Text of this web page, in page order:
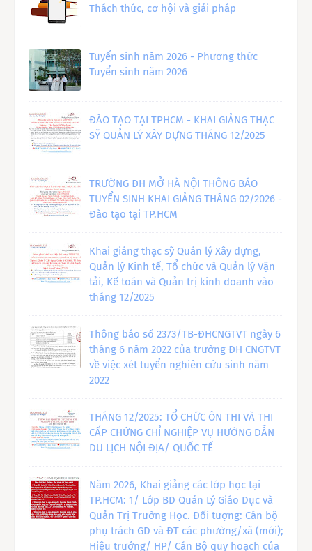
Thách thức, cơ hội và giải pháp
Tuyển sinh năm 2026 - Phương thức
Tuyển sinh năm 2026
ĐÀO TẠO TẠI TPHCM - KHAI GIẢNG THẠC
SỸ QUẢN LÝ XÂY DỰNG THÁNG 12/2025
TRƯỜNG ĐH MỞ HÀ NỘI THÔNG BÁO
TUYỂN SINH KHAI GIẢNG THÁNG 02/2026 -
Đào tạo tại TP.HCM
Khai giảng thạc sỹ Quản lý Xây dựng,
Quản lý Kinh tế, Tổ chức và Quản lý Vận
tải, Kế toán và Quản trị kinh doanh vào
tháng 12/2025
Thông báo số 2373/TB-ĐHCNGTVT ngày 6
tháng 6 năm 2022 của trường ĐH CNGTVT
về việc xét tuyển nghiên cứu sinh năm
2022
THÁNG 12/2025: TỔ CHỨC ÔN THI VÀ THI
CẤP CHỨNG CHỈ NGHIỆP VỤ HƯỚNG DẪN
DU LỊCH NỘI ĐỊA/ QUỐC TẾ
Năm 2026, Khai giảng các lớp học tại
TP.HCM: 1/ Lớp BD Quản Lý Giáo Dục và
Quản Trị Trường Học. Đối tượng: Cán bộ
phụ trách GD và ĐT các phường/xã (mới);
Hiệu trưởng/ HP/ Cán Bộ quy hoạch của